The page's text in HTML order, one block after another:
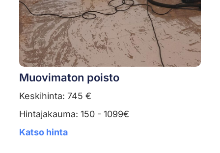
Muovimaton poisto
Keskihinta: 745 €
Hintajakauma: 150 - 1099€
Katso hinta